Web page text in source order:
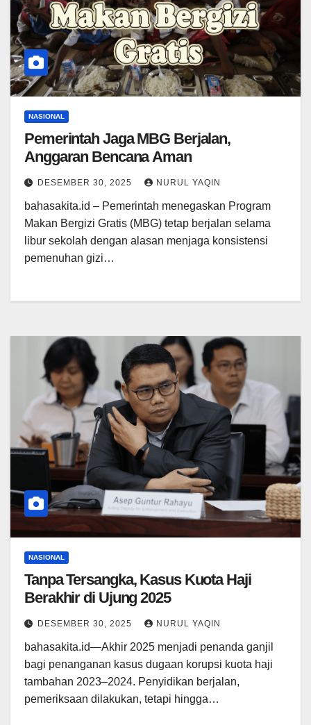
NASIONAL
Pemerintah Jaga MBG Berjalan,
Anggaran Bencana Aman
DESEMBER 30, 2025 NURUL YAQIN
bahasakita.id – Pemerintah menegaskan Program
Makan Bergizi Gratis (MBG) tetap berjalan selama
libur sekolah dengan alasan menjaga konsistensi
pemenuhan gizi…
NASIONAL
Tanpa Tersangka, Kasus Kuota Haji
Berakhir di Ujung 2025
DESEMBER 30, 2025 NURUL YAQIN
bahasakita.id—Akhir 2025 menjadi penanda ganjil
bagi penanganan kasus dugaan korupsi kuota haji
tambahan 2023–2024. Penyidikan berjalan,
pemeriksaan dilakukan, tetapi hingga…